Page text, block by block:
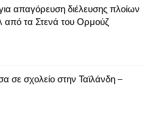
απαγόρευση διέλευσης πλοίων
από τα Στενά του Ορμούζ
σε σχολείο στην Ταϊλάνδη –